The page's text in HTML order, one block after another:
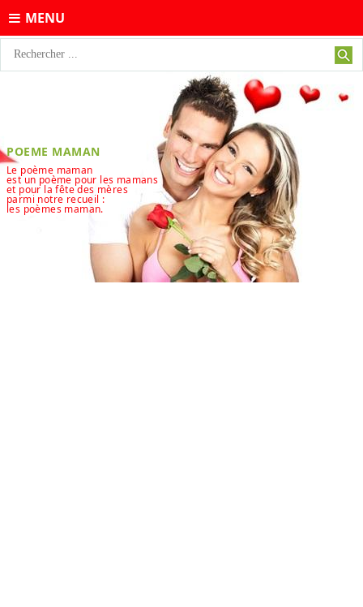
MENU
POEME MAMAN
Le poème maman
est un poème pour les mamans
et pour la fête des mères
parmi notre recueil :
les poèmes maman.